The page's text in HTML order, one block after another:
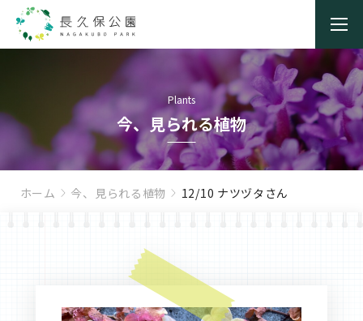
Plants
今、見られる植物
ホーム 今、見られる植物 12/10 ナツヅタさん